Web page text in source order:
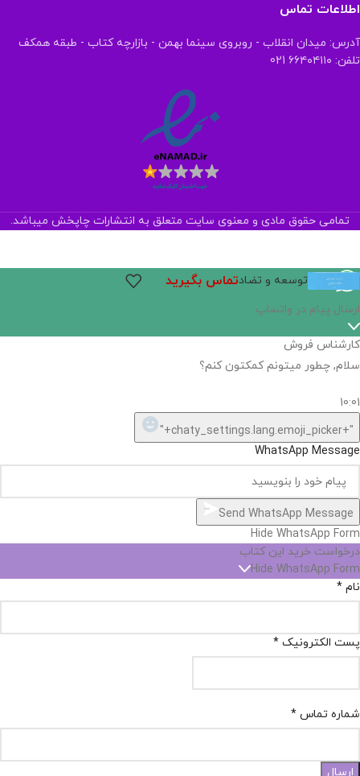
اطلاعات تماس
آدرس: میدان انقلاب - روبروی سینما بهمن - بازارچه کتاب - طبقه همکف
تلفن: ۶۶۴۰۴۱۱۰ 021
تمامی حقوق مادی و معنوی سایت متعلق به انتشارات چاپخش میباشد.
توسعه و تضادتماس بگیرید
ارسال پیام در واتساپ
کارشناس فروش
سلام, چطور میتونم کمکتون کنم؟
10:01
"+chaty_settings.lang.emoji_picker+"
WhatsApp Message
Send WhatsApp Message
Hide WhatsApp Form
درخواست خرید این کتاب
Hide WhatsApp Form
نام *
پست الکترونیک *
شماره تماس *
ارسال